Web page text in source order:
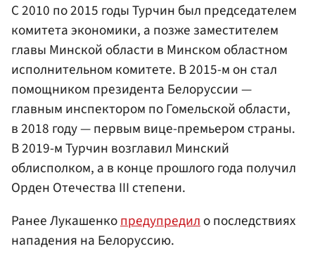
С 2010 по 2015 годы Турчин был председателем
комитета экономики, а позже заместителем
главы Минской области в Минском областном
исполнительном комитете. В 2015-м он стал
помощником президента Белоруссии —
главным инспектором по Гомельской области,
в 2018 году — первым вице-премьером страны.
В 2019-м Турчин возглавил Минский
облисполком, а в конце прошлого года получил
Орден Отечества III степени.
Ранее Лукашенкопредупредило последствиях
нападения на Белоруссию.